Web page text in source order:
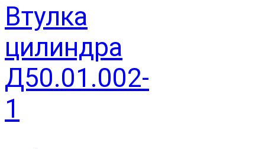
Втулка
цилиндра
Д50.01.002-
1